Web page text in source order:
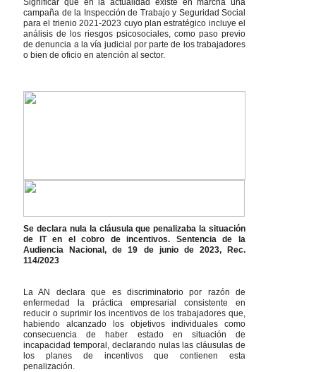
campaña de la Inspección de Trabajo y Seguridad Social
para el trienio 2021-2023 cuyo plan estratégico incluye el
análisis de los riesgos psicosociales, como paso previo
de denuncia a la vía judicial por parte de los trabajadores
o bien de oficio en atención al sector.
Se declara nula la cláusula que penalizaba la situación
de IT en el cobro de incentivos. Sentencia de la
Audiencia Nacional, de 19 de junio de 2023, Rec.
114/2023
La AN declara que es discriminatorio por razón de
enfermedad la práctica empresarial consistente en
reducir o suprimir los incentivos de los trabajadores que,
habiendo alcanzado los objetivos individuales como
consecuencia de haber estado en situación de
incapacidad temporal, declarando nulas las cláusulas de
los planes de incentivos que contienen esta
penalización.